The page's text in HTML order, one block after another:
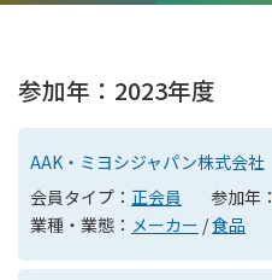
参加年：2023年度
AAK・ミヨシジャパン株式会社
会員タイプ： 正会員 参加年：
業種・業態： メーカー /食品